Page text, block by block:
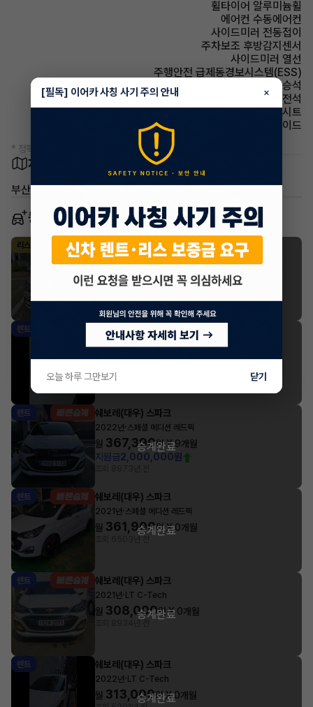
휠타이어 알루미늄휠
에어컨 수동에어컨
사이드미러 전동접이
주차보조 후방감지센서
사이드미러 열선
주행안전 급제동경보시스템(ESS)
에어백 동승석
에어백 운전석
시트 직물시트
에어백 사이드
* 정확한 정보는 판매자와 반드시 확인하시기 바랍니다.
차량 위치
부산광역시 사상구 괘법동
동일 차종 이어카
리스 쉐보레(대우) 스파크
2019년 · Premier C-Tech
월195,100 원 X11개월
지원금2,000,000원
조회 1,0131년 전
승계완료
렌트 쉐보레(대우) 스파크
·
월310,840원 X12개월
조회 800
승계완료
렌트 쉐보레(대우) 스파크
2022년· 스페셜 에디션 레드픽
월 367,390원 X9개월
지원금2,000,000원
승계완료
렌트 쉐보레(대우) 스파크
2021년· 스페셜 에디션 레드픽
월 361,900원 X0개월
승계완료
렌트 쉐보레(대우) 스파크
2021년· LT C-Tech
월 308,000원 X 0개월
승계완료
렌트 쉐보레(대우) 스파크
2022년· LT C-Tech
월 313,000원 X0개월
승계완료
[필독] 이어카 사칭 사기 주의 안내 ×
오늘 하루 그만보기 닫기